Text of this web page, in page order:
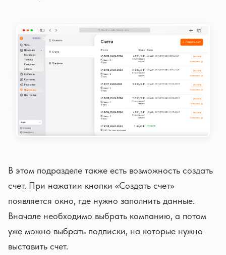
В этом подразделе также есть возможность создать
счет. При нажатии кнопки «Создать счет»
появляется окно, где нужно заполнить данные.
Вначале необходимо выбрать компанию, а потом
уже можно выбрать подписки, на которые нужно
выставить счет.